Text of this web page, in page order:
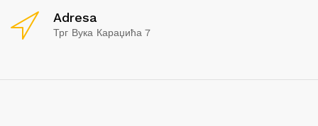
Adresa
Трг Вука Караџића 7